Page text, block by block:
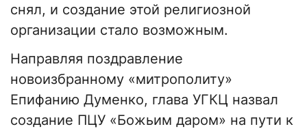
снял, и создание этой религиозной
организации стало возможным.
Направляя поздравление
новоизбранному «митрополиту»
Епифанию Думенко, глава УГКЦ назвал
создание ПЦУ «Божьим даром» на пути к